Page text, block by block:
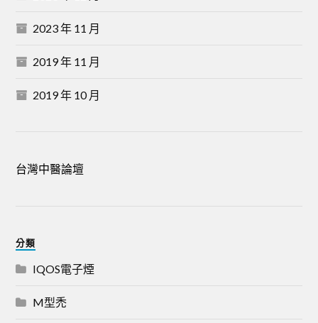
2023 年 11 月
2019 年 11 月
2019 年 10 月
台灣中醫論壇
分類
IQOS電子煙
M型禿